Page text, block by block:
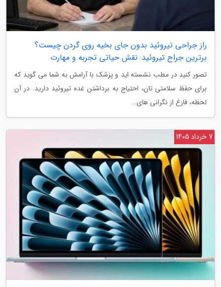
راز جراحی تیروئید بدون جای بخیه روی گردن چیست؟
برترین جراح تیروئید: نقش حیاتی تجربه و مهارت
تصور کنید در مطب نشسته اید و پزشک با آرامش به شما می گوید که
برای حفظ سلامتی تان، احتیاج به برداشتن غده تیروئید دارید. در آن
لحظه، فارغ از نگرانی های...
7 خرداد 1405